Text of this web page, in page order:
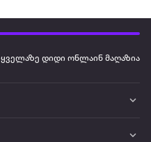
ყველაზე დიდი ონლაინ მაღაზია